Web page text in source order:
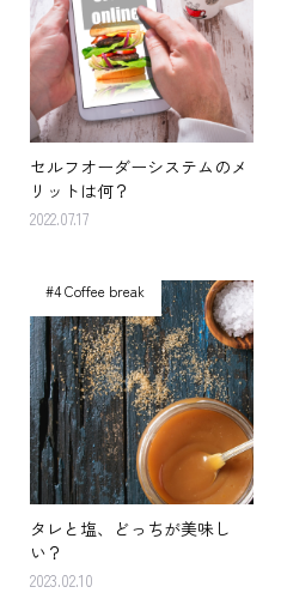
セルフオーダーシステムのメ
リットは何？
2022.07.17
#4 Coffee break
タレと塩、どっちが美味し
い？
2023.02.10